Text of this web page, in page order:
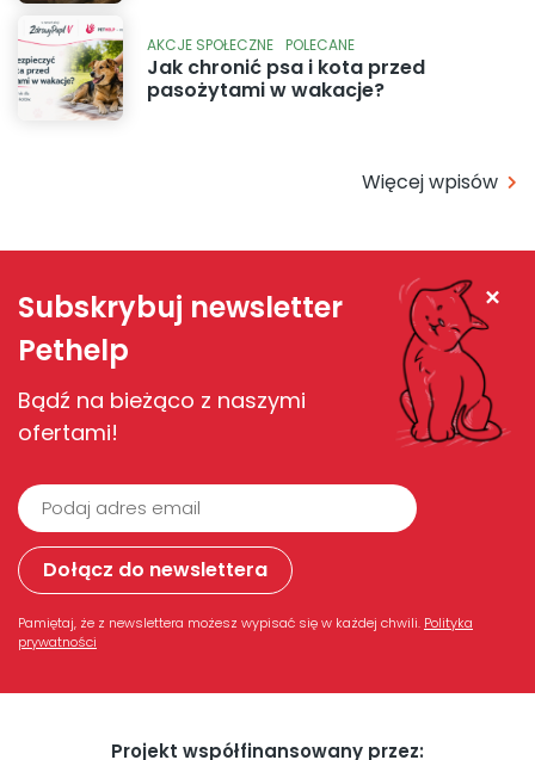
AKCJE SPOŁECZNE POLECANE
Jak chronić psa i kota przed
pasożytami w wakacje?
Więcej wpisów
Zamknij
Subskrybuj newsletter
Pethelp
Bądź na bieżąco z naszymi
ofertami!
Pamiętaj, że z newslettera możesz wypisać się w każdej chwili. Polityka
prywatności
Projekt współfinansowany przez: